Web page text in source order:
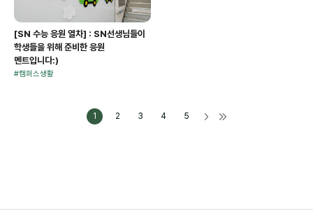
[SN 수능 응원 열차] : SN선생님들이
학생들을 위해 준비한 응원
멘트입니다:)
#캠퍼스생활
1 2 3 4 5